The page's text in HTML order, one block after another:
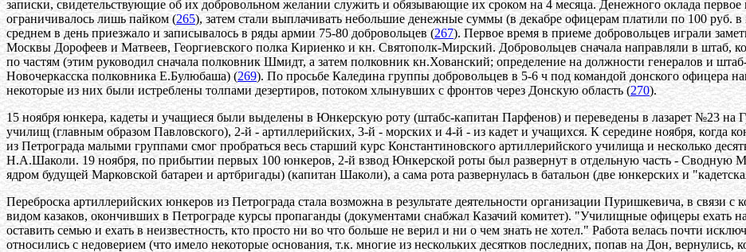
записки, свидетельствующие об их добровольном желании служить и обязывающие их сроком на 4 месяца. Денежного оклада первое
ограничивалось лишь пайком (265), затем стали выплачивать небольшие денежные суммы (в декабре офицерам платили по 100 руб. в
среднем в день приезжало и записывалось в ряды армии 75-80 добровольцев (267). Первое время в приеме добровольцев играли
Москвы Дорофеев и Матвеев, Георгиевского полка Кириенко и кн. Святополк-Мирский. Добровольцев сначала направляли в штаб,
по частям (этим руководил сначала полковник Шмидт, а затем полковник кн.Хованский; определение на должности генералов и
Новочеркасска полковника Е.Булюбаша) (269). По просьбе Каледина группы добровольцев в 5-6 ч под командой донского офицера
некоторые из них были истреблены толпами дезертиров, потоком хлынувших с фронтов через Донскую область (270).
15 ноября юнкера, кадеты и учащиеся были выделены в Юнкерскую роту (штабс-капитан Парфенов) и переведены в лазарет №23 на
училищ (главным образом Павловского), 2-й - артиллерийских, 3-й - морских и 4-й - из кадет и учащихся. К середине ноября, когда
из Петрограда малыми группами смог пробраться весь старший курс Константиновского артиллерийского училища и несколько
Н.А.Шаколи. 19 ноября, по прибытии первых 100 юнкеров, 2-й взвод Юнкерской роты был развернут в отдельную часть - Сводную
ядром будущей Марковской батареи и артбригады) (капитан Шаколи), а сама рота развернулась в батальон (две юнкерских и
Переброска артиллерийских юнкеров из Петрограда стала возможна в результате деятельности организации Пуришкевича, в
видом казаков, окончивших в Петрограде курсы пропаганды (документами снабжал Казачий комитет). "Училищные офицеры ехать
оставить семью и ехать в неизвестность, кто просто ни во что больше не верил и ни о чем знать не хотел." Работа велась почти
относились с недоверием (что имело некоторые основания, т.к. многие из нескольких десятков последних, попав на Дон,